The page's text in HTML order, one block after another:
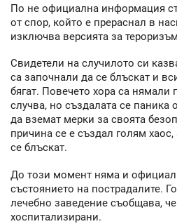
По не официална информация
от спор, който е прераснал в
изключва версията за
Свидетели на случилото си
са започнали да се блъскат и
бягат. Повечето хора са нямали
случва, но създалата се паника
да вземат мерки за своята
причина се е създал голям
се блъскат.
До този момент няма и
състоянието на пострадалите.
лечебно заведение съобщава,
хоспитализирани.